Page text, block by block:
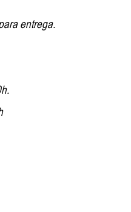
entrega.